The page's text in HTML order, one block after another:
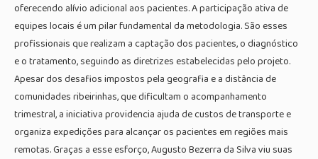
oferecendo alívio adicional aos pacientes. A participação ativa de
equipes locais é um pilar fundamental da metodologia. São esses
profissionais que realizam a captação dos pacientes, o diagnóstico
e o tratamento, seguindo as diretrizes estabelecidas pelo projeto.
Apesar dos desafios impostos pela geografia e a distância de
comunidades ribeirinhas, que dificultam o acompanhamento
trimestral, a iniciativa providencia ajuda de custos de transporte e
organiza expedições para alcançar os pacientes em regiões mais
remotas. Graças a esse esforço, Augusto Bezerra da Silva viu suas